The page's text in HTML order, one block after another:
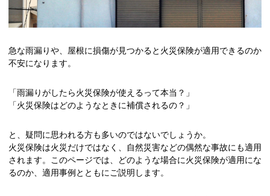
急な雨漏りや、屋根に損傷が見つかると火災保険が適用できるのか
不安になります。
「雨漏りがしたら火災保険が使えるって本当？」
「火災保険はどのようなときに補償されるの？」
と、疑問に思われる方も多いのではないでしょうか。
火災保険は火災だけではなく、自然災害などの偶然な事故にも適用
されます。このページでは、どのような場合に火災保険が適用にな
るのか、適用事例とともにご説明します。